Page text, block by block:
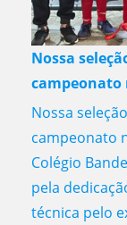
Nossa
campeonato
Nossa
campeonato
Colégio
pela
técnica pelo